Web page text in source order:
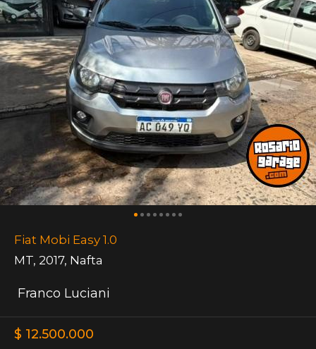
Fiat Mobi Easy 1.0
MT, 2017, Nafta
Franco Luciani
$ 12.500.000